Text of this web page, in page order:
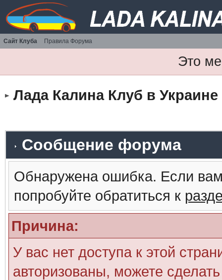
Сайт Клуба Правила Форума
Это
Лада Калина Клуб в Украине
Сообщение форума
Обнаружена ошибка. Если
попробуйте обратиться к
Причина:
У вас нет доступа к этой
авторизованы, можете